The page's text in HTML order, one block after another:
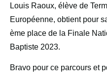
Louis Raoux, élève de
Européenne, obtient pour
ème place de la Finale
Baptiste 2023.
Bravo pour ce parcours et